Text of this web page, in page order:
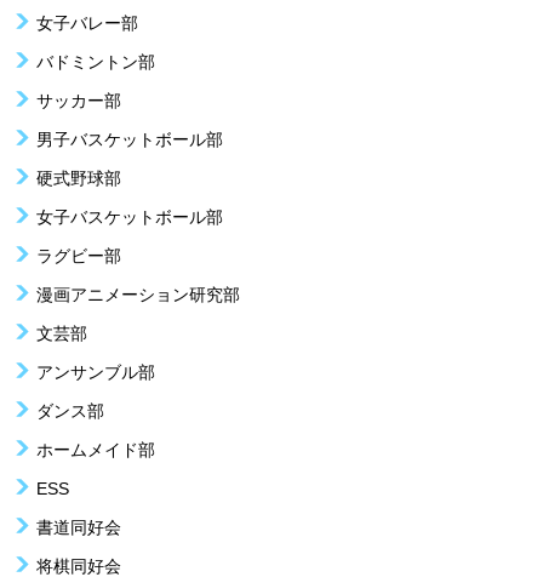
女子バレー部
バドミントン部
サッカー部
男子バスケットボール部
硬式野球部
女子バスケットボール部
ラグビー部
漫画アニメーション研究部
文芸部
アンサンブル部
ダンス部
ホームメイド部
ESS
書道同好会
将棋同好会